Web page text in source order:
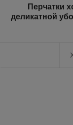
Перчатки
деликатной